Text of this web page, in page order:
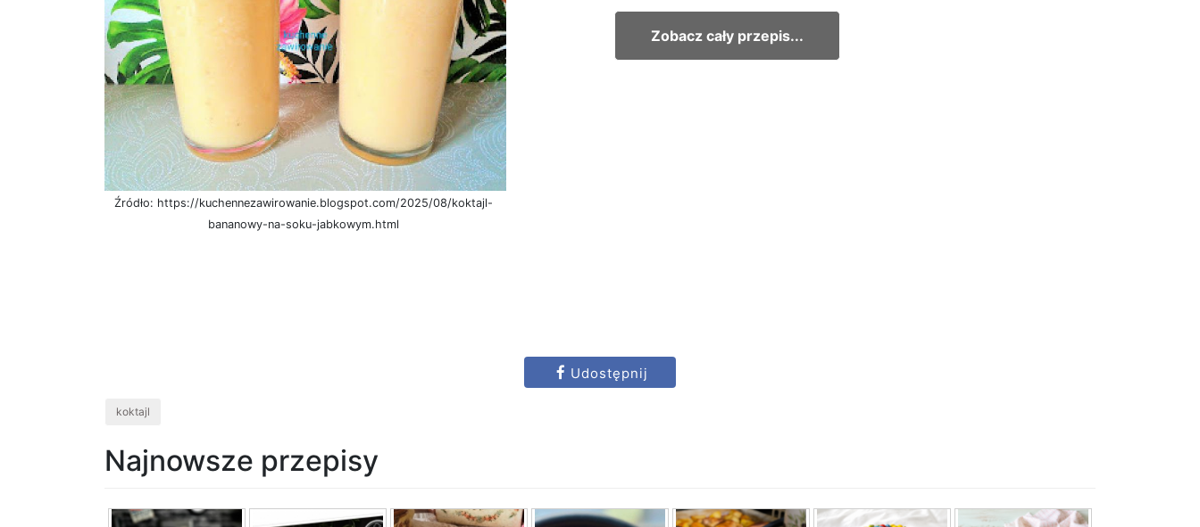
Źródło: https://kuchennezawirowanie.blogspot.com/2025/08/koktajl-
bananowy-na-soku-jabkowym.html
Zobacz cały przepis...
Udostępnij
koktajl
Najnowsze przepisy